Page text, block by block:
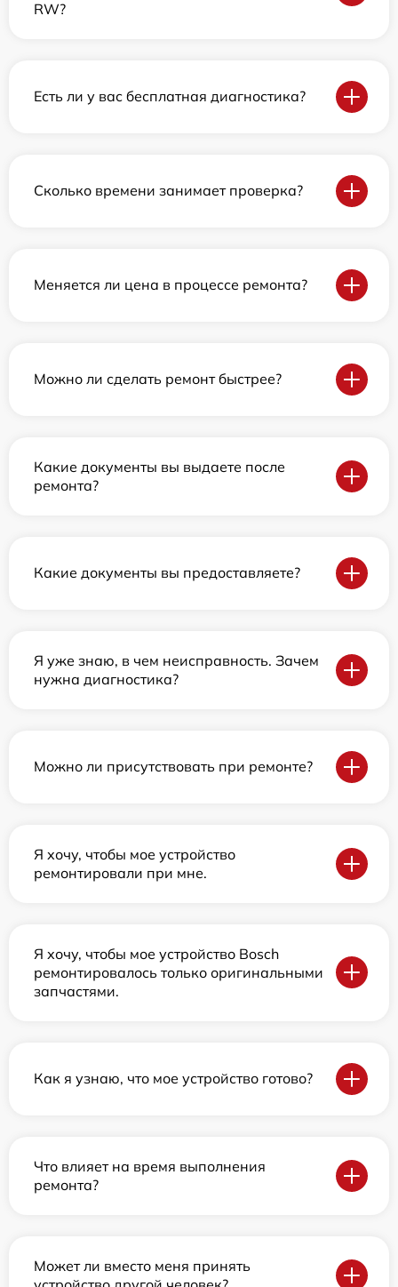
RW?
Есть ли у вас бесплатная диагностика?
Сколько времени занимает проверка?
Меняется ли цена в процессе ремонта?
Можно ли сделать ремонт быстрее?
Какие документы вы выдаете после
ремонта?
Какие документы вы предоставляете?
Я уже знаю, в чем неисправность. Зачем
нужна диагностика?
Можно ли присутствовать при ремонте?
Я хочу, чтобы мое устройство
ремонтировали при мне.
Я хочу, чтобы мое устройство Bosch
ремонтировалось только оригинальными
запчастями.
Как я узнаю, что мое устройство готово?
Что влияет на время выполнения
ремонта?
Может ли вместо меня принять